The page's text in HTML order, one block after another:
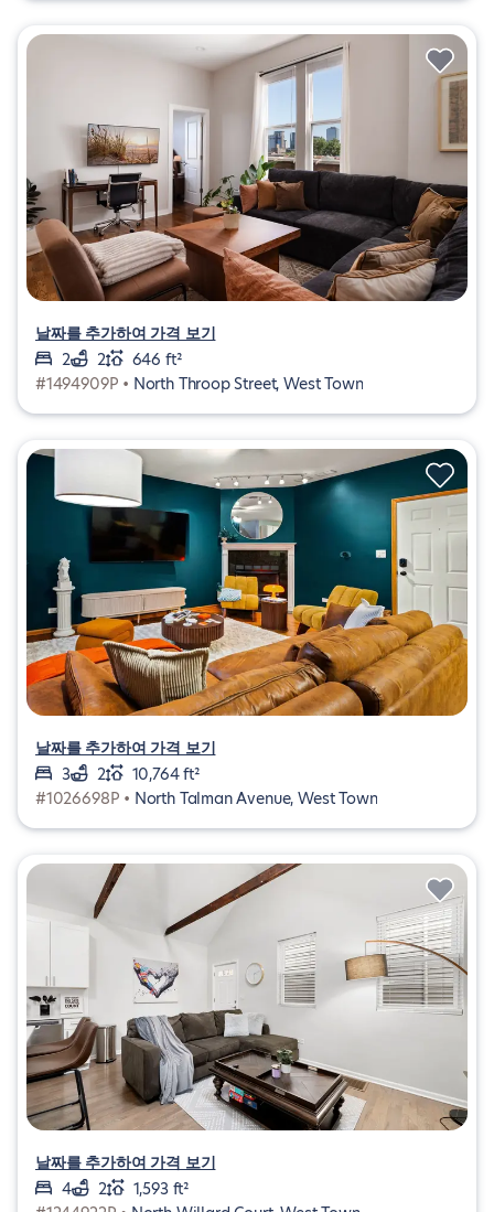
날짜를 추가하여 가격 보기
2
2
646 ft²
#1494909P • North Throop Street, West Town
날짜를 추가하여 가격 보기
3
2
10,764 ft²
#1026698P • North Talman Avenue, West Town
날짜를 추가하여 가격 보기
4
2
1,593 ft²